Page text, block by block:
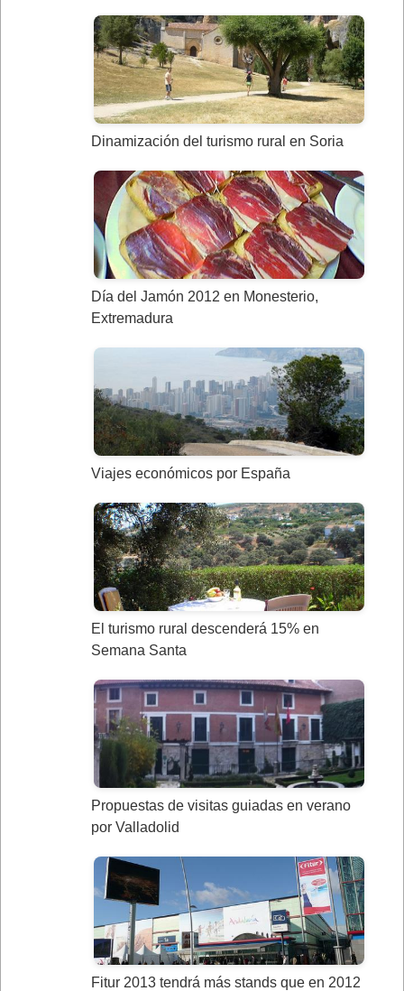
Dinamización del turismo rural en Soria
Día del Jamón 2012 en Monesterio,
Extremadura
Viajes económicos por España
El turismo rural descenderá 15% en
Semana Santa
Propuestas de visitas guiadas en verano
por Valladolid
Fitur 2013 tendrá más stands que en 2012